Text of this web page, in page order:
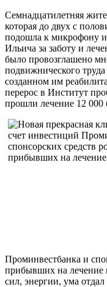
Семнадцатилетняя
которая до двух с
подошла к микрофону
Ильича за заботу и
было провозглашено
подвижнического
созданном им
перерос в Институт
прошли лечение 12 000
Проминвестбанка и
прибывших на лечение
сил, энергии, ума